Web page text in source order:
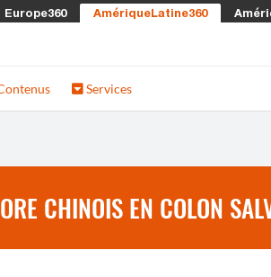
Europe360 AmériqueLatine360
Services
CHINOIS EN COLON